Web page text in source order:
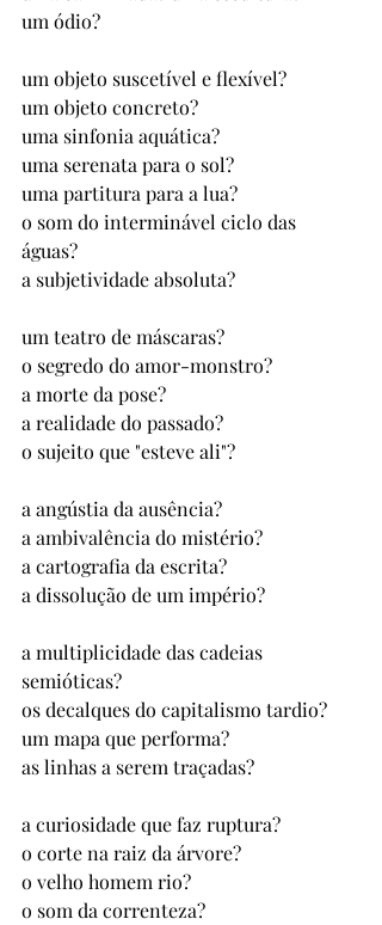
um ódio?
um objeto suscetível e flexível?
um objeto concreto?
uma sinfonia aquática?
uma serenata para o sol?
uma partitura para a lua?
o som do interminável ciclo das
águas?
a subjetividade absoluta?
um teatro de máscaras?
o segredo do amor-monstro?
a morte da pose?
a realidade do passado?
o sujeito que "esteve ali"?
a angústia da ausência?
a ambivalência do mistério?
a cartografia da escrita?
a dissolução de um império?
a multiplicidade das cadeias
semióticas?
os decalques do capitalismo tardio?
um mapa que performa?
as linhas a serem traçadas?
a curiosidade que faz ruptura?
o corte na raiz da árvore?
o velho homem rio?
o som da correnteza?